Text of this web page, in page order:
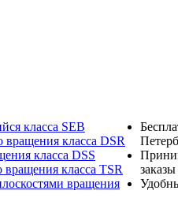
класса SEB
класса DSR
класса DSS
класса TSR
вращения
заказы